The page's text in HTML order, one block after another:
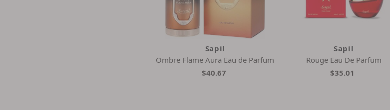
Sapil
Ombre Flame Aura Eau de Parfum
$40.67
Sapil
Rouge Eau De Parfum
$35.01